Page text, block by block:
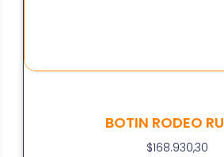
BOTIN RODEO
$168.930,30